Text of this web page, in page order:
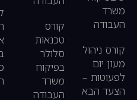
משרד
העבודה
קורס ניהול
מעון יום
לפעוטות –
הצעד הבא
קורס
טכנאות
סלולר
בפיקוח
משרד
העבודה